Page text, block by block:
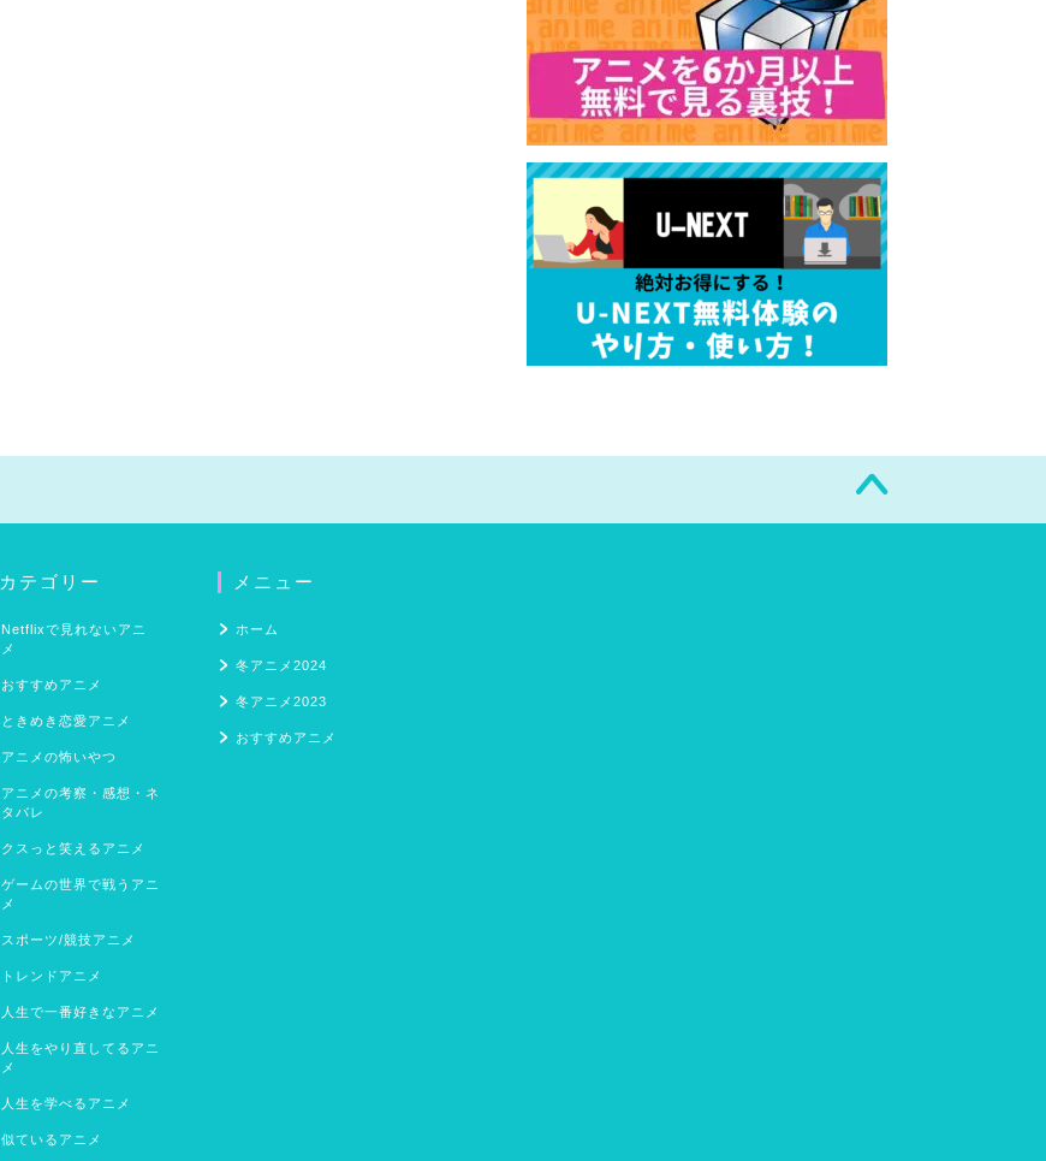
カテゴリー
Netflixで見れないアニ
メ
おすすめアニメ
ときめき恋愛アニメ
アニメの怖いやつ
アニメの考察・感想・ネ
タバレ
クスっと笑えるアニメ
ゲームの世界で戦うアニ
メ
スポーツ/競技アニメ
トレンドアニメ
人生で一番好きなアニメ
人生をやり直してるアニ
メ
人生を学べるアニメ
似ているアニメ
メニュー
ホーム
冬アニメ2024
冬アニメ2023
おすすめアニメ